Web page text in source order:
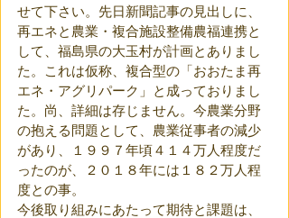
せて下さい。先日新聞記事の見出しに、
再エネと農業・複合施設整備農福連携と
して、福島県の大玉村が計画とありまし
た。これは仮称、複合型の「おおたま再
エネ・アグリパーク」と成っておりまし
た。尚、詳細は存じません。今農業分野
の抱える問題として、農業従事者の減少
があり、１９９７年頃４１４万人程度だ
ったのが、２０１８年には１８２万人程
度との事。
今後取り組みにあたって期待と課題は、